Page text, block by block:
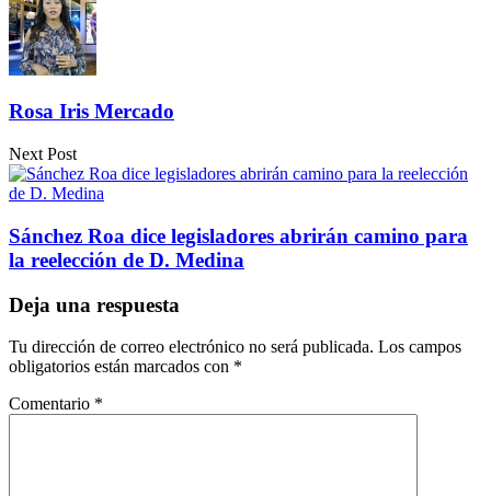
Rosa Iris Mercado
Next Post
Sánchez Roa dice legisladores abrirán camino para
la reelección de D. Medina
Deja una respuesta
Tu dirección de correo electrónico no será publicada. Los campos
obligatorios están marcados con *
Comentario *